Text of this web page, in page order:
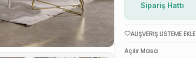
Sipariş Hattı
ALIŞVERIŞ LISTEME EKLE
Açılır Masa